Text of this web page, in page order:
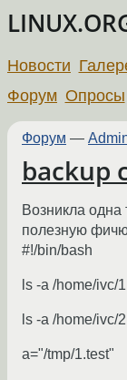
Новости
Форум Опросы
Форум —
backup
Возникла одна
полезную
#!/bin/bash
ls -a /home/ivc/
ls -a /home/ivc/
a="/tmp/1.test"